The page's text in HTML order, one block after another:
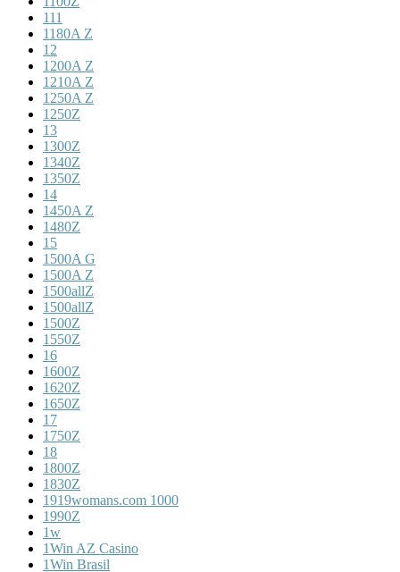
111
1180A Z
12
1200A Z
1210A Z
1250A Z
1250Z
13
1300Z
1340Z
1350Z
14
1450A Z
1480Z
15
1500A G
1500A Z
1500allZ
1500allZ
1500Z
1550Z
16
1600Z
1620Z
1650Z
17
1750Z
18
1800Z
1830Z
1919womans.com 1000
1990Z
1w
1Win AZ Casino
1Win Brasil